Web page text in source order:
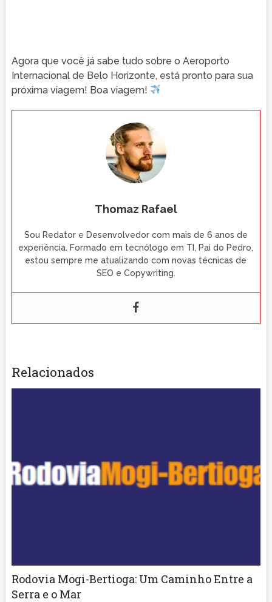
Agora que você já sabe tudo sobre o Aeroporto
Internacional de Belo Horizonte, está pronto para sua
próxima viagem! Boa viagem!
Thomaz Rafael
Sou Redator e Desenvolvedor com mais de 6 anos de
experiência. Formado em tecnólogo em TI, Pai do Pedro,
estou sempre me atualizando com novas técnicas de
SEO e Copywriting.
Relacionados
Rodovia Mogi-Bertioga: Um Caminho Entre a
Serra e o Mar